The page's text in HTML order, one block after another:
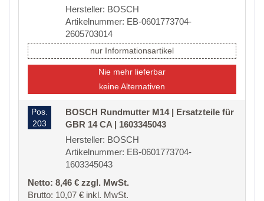
Hersteller: BOSCH
Artikelnummer: EB-0601773704-
2605703014
nur Informationsartikel
Nie mehr lieferbar
keine Alternativen
Pos.
203
BOSCH Rundmutter M14 | Ersatzteile für
GBR 14 CA | 1603345043
Hersteller: BOSCH
Artikelnummer: EB-0601773704-
1603345043
Netto: 8,46 € zzgl. MwSt.
Brutto: 10,07 € inkl. MwSt.